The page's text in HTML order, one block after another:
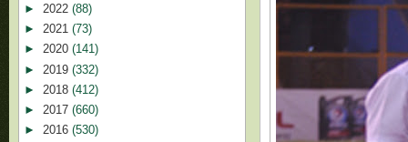
► 2022 (88)
► 2021 (73)
► 2020 (141)
► 2019 (332)
► 2018 (412)
► 2017 (660)
► 2016 (530)